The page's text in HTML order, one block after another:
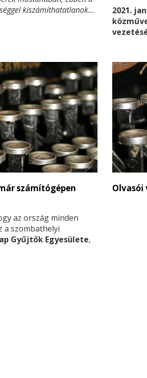
kiszámíthatatlanok…
2021.
számítógépen
az ország minden
a szombathelyi
Gyűjtők Egyesülete,
Olvasói